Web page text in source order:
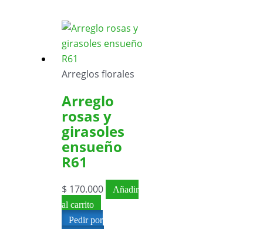
Arreglos florales
Arreglo
rosas y
girasoles
ensueño
R61
$ 170.000
Añadir
al carrito
Pedir por